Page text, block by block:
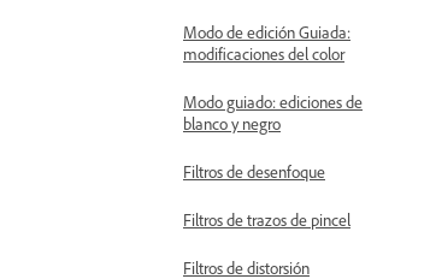
Modo de edición Guiada:
modificaciones del color
Modo guiado: ediciones de
blanco y negro
Filtros de desenfoque
Filtros de trazos de pincel
Filtros de distorsión